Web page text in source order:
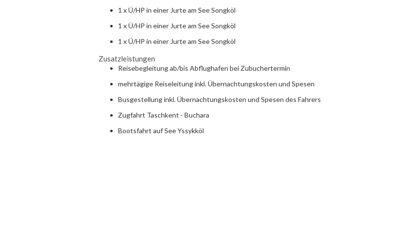
1 x Ü/HP in einer Jurte am See Songköl
1 x Ü/HP in einer Jurte am See Songköl
1 x Ü/HP in einer Jurte am See Songköl
Zusatzleistungen
Reisebegleitung ab/bis Abflughafen bei Zubuchertermin
mehrtägige Reiseleitung inkl. Übernachtungskosten und Spesen
Busgestellung inkl. Übernachtungskosten und Spesen des Fahrers
Zugfahrt Taschkent - Buchara
Bootsfahrt auf See Yssykköl